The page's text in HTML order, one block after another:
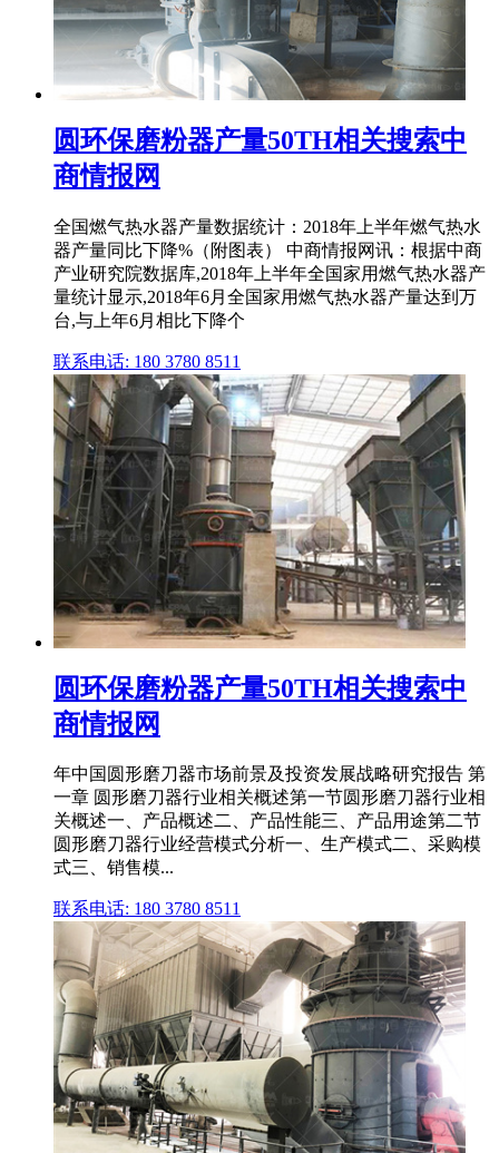
圆环保磨粉器产量50TH相关搜索中
商情报网
全国燃气热水器产量数据统计：2018年上半年燃气热水
器产量同比下降%（附图表） 中商情报网讯：根据中商
产业研究院数据库,2018年上半年全国家用燃气热水器产
量统计显示,2018年6月全国家用燃气热水器产量达到万
台,与上年6月相比下降个
联系电话: 180 3780 8511
圆环保磨粉器产量50TH相关搜索中
商情报网
年中国圆形磨刀器市场前景及投资发展战略研究报告 第
一章 圆形磨刀器行业相关概述第一节圆形磨刀器行业相
关概述一、产品概述二、产品性能三、产品用途第二节
圆形磨刀器行业经营模式分析一、生产模式二、采购模
式三、销售模...
联系电话: 180 3780 8511